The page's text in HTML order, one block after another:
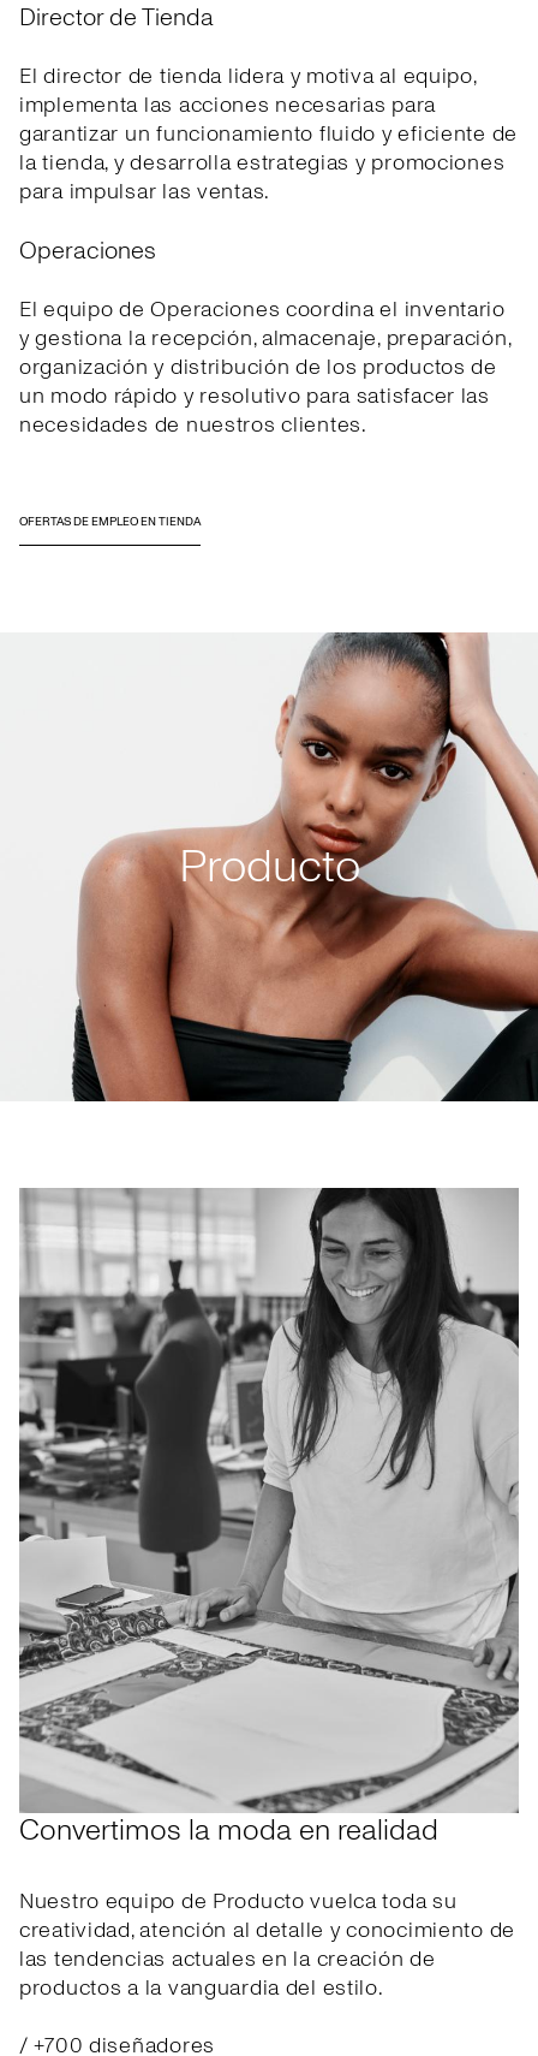
Director de Tienda
El director de tienda lidera y motiva al equipo,
implementa las acciones necesarias para
garantizar un funcionamiento fluido y eficiente de
la tienda, y desarrolla estrategias y promociones
para impulsar las ventas.
Operaciones
El equipo de Operaciones coordina el inventario
y gestiona la recepción, almacenaje, preparación,
organización y distribución de los productos de
un modo rápido y resolutivo para satisfacer las
necesidades de nuestros clientes.
OFERTAS DE EMPLEO EN TIENDA
Producto
Convertimos la moda en realidad
Nuestro equipo de Producto vuelca toda su
creatividad, atención al detalle y conocimiento de
las tendencias actuales en la creación de
productos a la vanguardia del estilo.
/ +700 diseñadores